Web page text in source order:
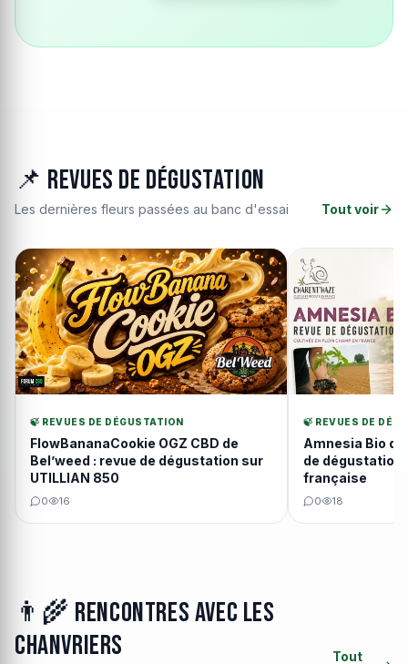
📌 Revues de dégustation
Les dernières fleurs passées au banc d'essai Tout voir
🍃 REVUES DE DÉGUSTATION
FlowBananaCookie OGZ CBD de
Bel’weed : revue de dégustation sur
UTILLIAN 850
0 16
🍃 REVUES DE
Amnesia Bio de
de dégustation
française
0 18
👨‍🌾 Rencontres avec les
chanvriers
Tout